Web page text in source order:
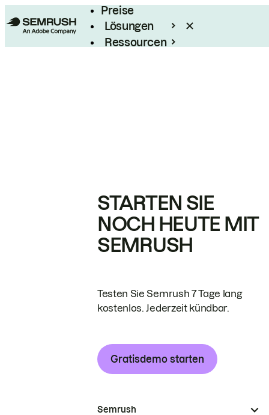
Preise
Lösungen
Ressourcen
STARTEN SIE
NOCH HEUTE MIT
SEMRUSH
Testen Sie Semrush 7 Tage lang
kostenlos. Jederzeit kündbar.
Gratisdemo starten
Semrush